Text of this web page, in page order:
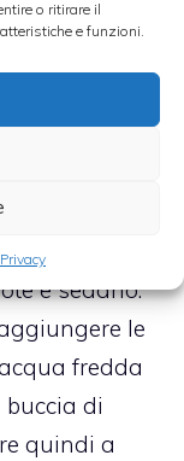
o ritirare il
e funzioni.
Mettere
e sedano.
le
fredda
di
quindi a